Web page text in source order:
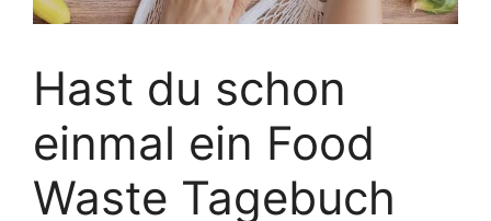
Hast du schon
einmal ein Food
Waste Tagebuch